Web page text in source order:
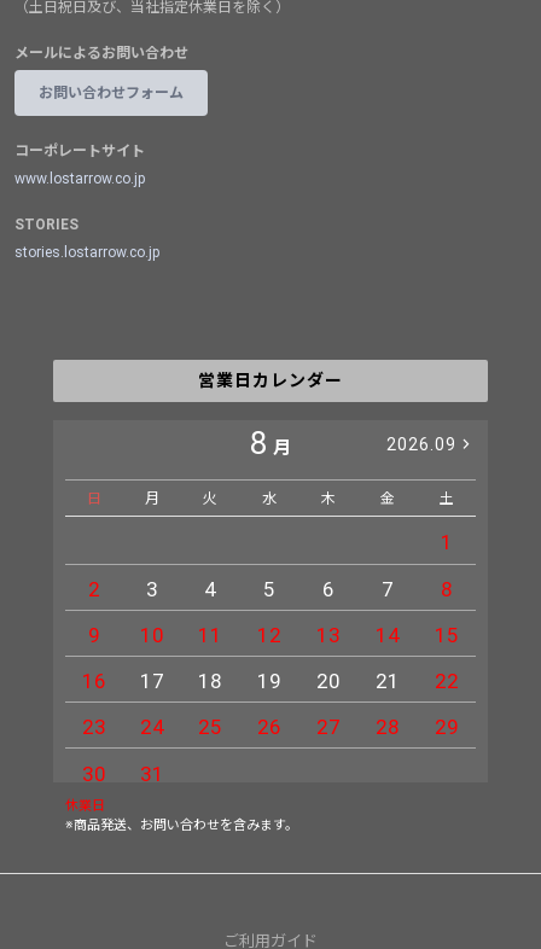
（土日祝日及び、当社指定休業日を除く）
メールによるお問い合わせ
お問い合わせフォーム
コーポレートサイト
www.lostarrow.co.jp
STORIES
stories.lostarrow.co.jp
営業日カレンダー
8 月 2026.09
日 月 火 水 木 金 土
1
2
3 4 5 6 7
8
9
10 11 12 13 14
15
16
17 18 19 20 21
22
23
24 25 26 27 28
29
30
31
休業日
※商品発送、お問い合わせを含みます。
ご利用ガイド